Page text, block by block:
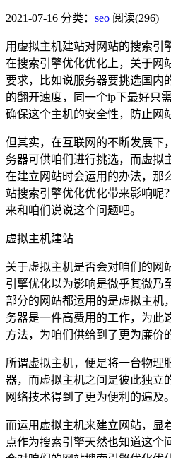
2021-07-16 分类： seo 阅读(296)
用虚拟主机建站对网站的搜索引
在搜索引擎优化优化上，关于网
要求，比如说服务器要挑选国内
的翻开速度，同一个ip下最好只
确保这个主机的安全性，防止网
但其实，在互联网的不断发展下
务器可供咱们进行挑选，而虚拟
在建立网站时会运用的办法，那
站搜索引擎优化优化带来影响呢
来和咱们说说这个问题吧。
虚拟主机建站
关于虚拟主机是否会对咱们的网
引擎优化以为影响是微乎其微乃
部分的网站都运用的是虚拟主机
务器是一件高费用的工作，为
方法，为咱们供给到了更为廉价
所谓虚拟主机，便是将一台物理
器，而虚拟主机之间是彼此独立
网络技术得到了更为便利的遍及。
而运用虚拟主机来建立网站，显
点作为搜索引擎天然也知道这个